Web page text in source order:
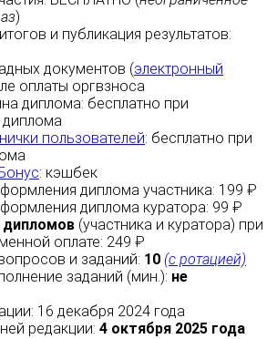
)
и публикация результатов:
документов (электронный
оплаты оргвзноса
диплома: бесплатно при
пользователей: бесплатно при
: кэшбек
диплома участника: 199 ₽
диплома куратора: 99 ₽
дипломов (участника и куратора) при
оплате: 249 ₽
и заданий: 10 (с ротацией)
заданий (мин.): не
16 декабря 2024 года
редакции: 4 октября 2025 года